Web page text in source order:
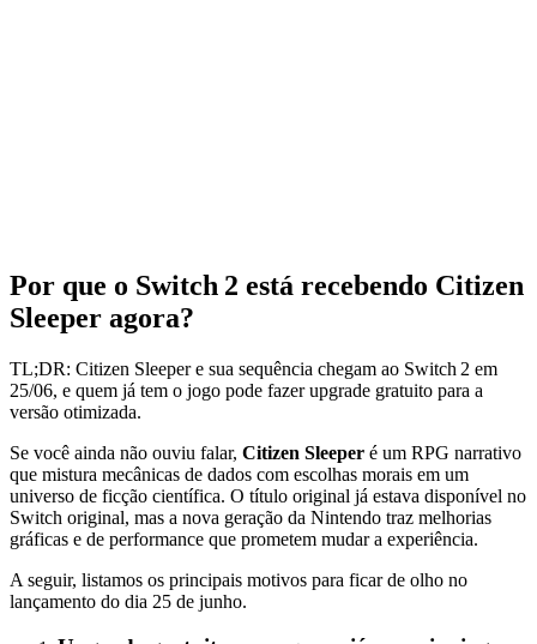
Por que o Switch 2 está recebendo Citizen
Sleeper agora?
TL;DR: Citizen Sleeper e sua sequência chegam ao Switch 2 em
25/06, e quem já tem o jogo pode fazer upgrade gratuito para a
versão otimizada.
Se você ainda não ouviu falar, Citizen Sleeper é um RPG narrativo
que mistura mecânicas de dados com escolhas morais em um
universo de ficção científica. O título original já estava disponível no
Switch original, mas a nova geração da Nintendo traz melhorias
gráficas e de performance que prometem mudar a experiência.
A seguir, listamos os principais motivos para ficar de olho no
lançamento do dia 25 de junho.